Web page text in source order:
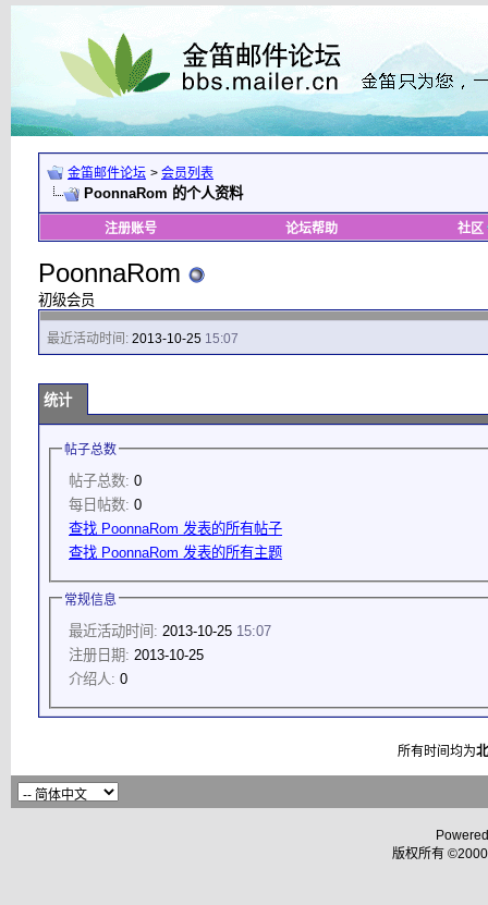
金笛邮件论坛 > 会员列表
PoonnaRom 的个人资料
注册账号 论坛帮助 社区
PoonnaRom
初级会员
最近活动时间: 2013-10-25 15:07
统计
帖子总数
帖子总数: 0
每日帖数: 0
查找 PoonnaRom 发表的所有帖子
查找 PoonnaRom 发表的所有主题
常规信息
最近活动时间: 2013-10-25 15:07
注册日期: 2013-10-25
介绍人: 0
所有时间均为
版权所有